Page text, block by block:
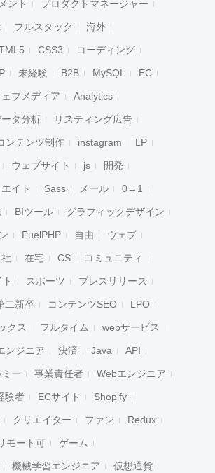
ント プロダクトマネージャー
フルスタック 海外
CSS3 コーディング
未経験 B2B MySQL EC
ェブメディア Analytics
タ分析 リスティング広告
ンテンツ制作 instagram LP
ウェブサイト js 開発
イト Sass メール 0→1
BIツール グラフィックデザイン
FuelPHP 自由 ウェブ
在宅 CS コミュニティ
スポーツ プレスリリース
二新卒 コンテンツSEO LPO
クス フルタイム webサービス
ンジニア 決済 Java API
ー 事業責任者 Webエンジニア
験者 ECサイト Shopify
クリエイター ファン Redux
モート可 ゲーム
機械学習エンジニア 仮想通貨